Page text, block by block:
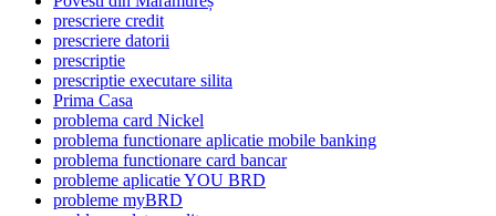
prescriere credit
prescriere datorii
prescriptie
prescriptie executare silita
Prima Casa
problema card Nickel
problema functionare aplicatie mobile banking
problema functionare card bancar
probleme aplicatie YOU BRD
probleme myBRD